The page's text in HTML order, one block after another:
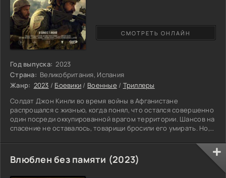
Год выпуска: 2023
Страна: Великобритания, Испания
Жанр: 2023 / Боевики / Военные / Триллеры
Солдат Джон Кинли во время войны в Афганистане
распрощался с жизнью, когда понял, что остался совершенно
один посреди оккупированной врагом территории. Шансов на
спасение не оставалось, товарищи бросили его умирать. Но,
другого. Переводчик по имени Ахмед, хорошо знающий
местность и язык, чудом смог вывести раненого военного в
безопасную зону. По прошествии времени Кинли понял, что
СМОТРЕТЬ ОНЛАЙН
Влюблен без памяти (2023)